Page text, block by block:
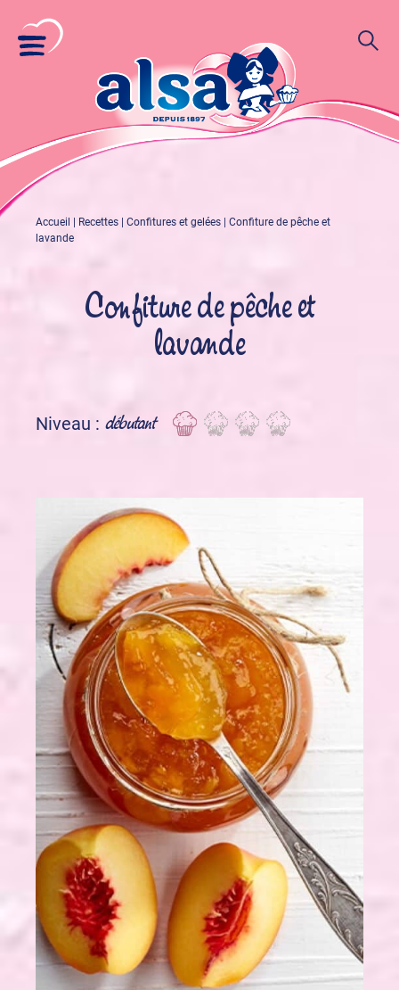
Accueil Recettes Confitures et gelées
Confiture de pêche et
lavande
Confiture de pêche et
lavande
Niveau : débutant